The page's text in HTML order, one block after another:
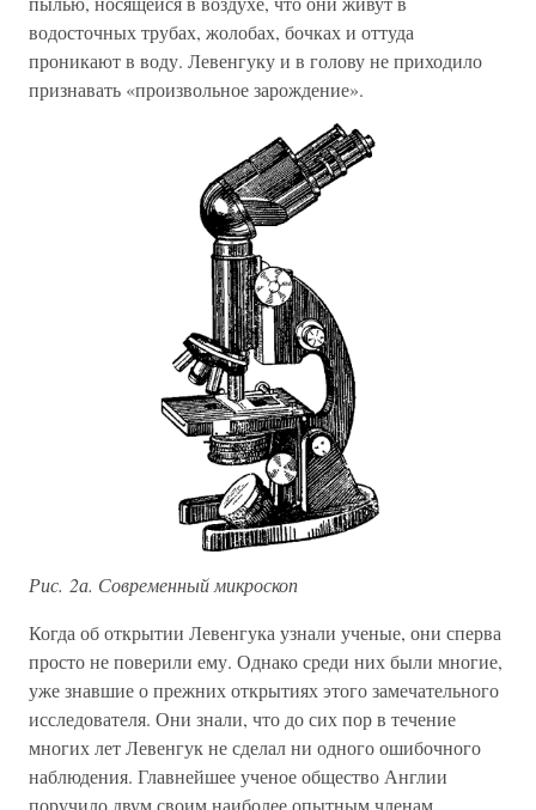
водосточных трубах, жолобах, бочках и оттуда
проникают в воду. Левенгуку и в голову не приходило
признавать «произвольное зарождение».
Рис. 2а. Современный микроскоп
Когда об открытии Левенгука узнали ученые, они сперва
просто не поверили ему. Однако среди них были многие,
уже знавшие о прежних открытиях этого замечательного
исследователя. Они знали, что до сих пор в течение
многих лет Левенгук не сделал ни одного ошибочного
наблюдения. Главнейшее ученое общество Англии
поручило двум своим наиболее опытным членам